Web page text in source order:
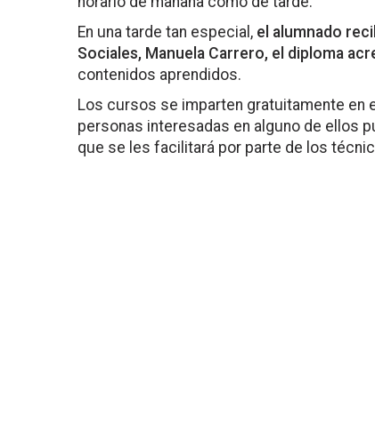
En una tarde tan especial, el alumnado
Sociales, Manuela Carrero, el diploma
contenidos aprendidos.
Los cursos se imparten gratuitamente en
personas interesadas en alguno de ellos
que se les facilitará por parte de los